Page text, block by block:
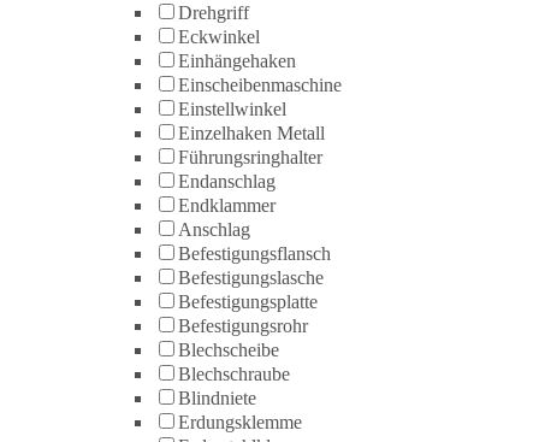
Drehgriff
Eckwinkel
Einhängehaken
Einscheibenmaschine
Einstellwinkel
Einzelhaken Metall
Führungsringhalter
Endanschlag
Endklammer
Anschlag
Befestigungsflansch
Befestigungslasche
Befestigungsplatte
Befestigungsrohr
Blechscheibe
Blechschraube
Blindniete
Erdungsklemme